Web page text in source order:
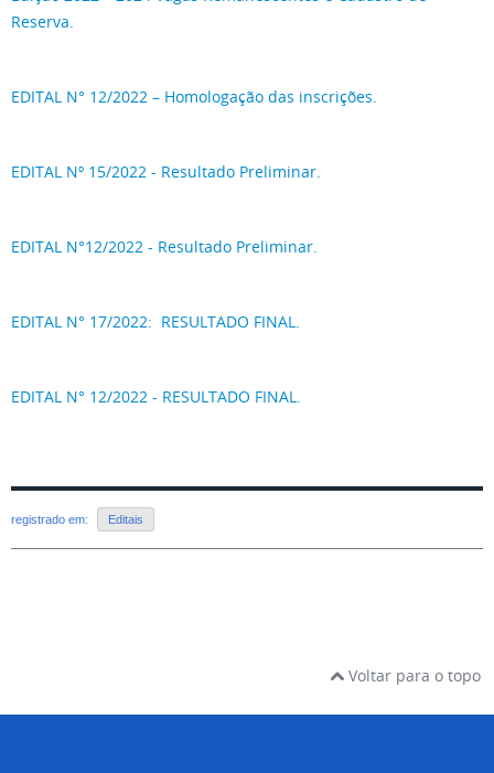
Reserva.
EDITAL N° 12/2022 – Homologação das inscrições.
EDITAL Nº 15/2022 - Resultado Preliminar.
EDITAL N°12/2022 - Resultado Preliminar.
EDITAL N° 17/2022: RESULTADO FINAL.
EDITAL N° 12/2022 - RESULTADO FINAL.
registrado em: Editais
Voltar para o topo